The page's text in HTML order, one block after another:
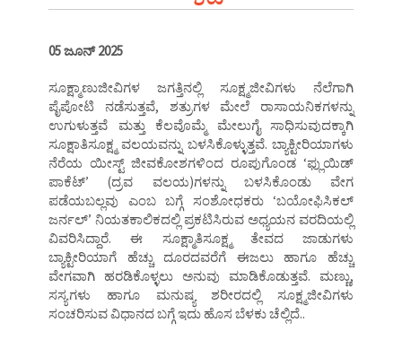
05 ಜೂನ್ 2025
ಸೂಕ್ಷ್ಮಾಣುಜೀವಿಗಳ ಜಗತ್ತಿನಲ್ಲಿ ಸೂಕ್ಷ್ಮಜೀವಿಗಳು ನೆಲೆಗಾಗಿ
ಪೈಪೋಟಿ ನಡೆಸುತ್ತವೆ, ಶತ್ರುಗಳ ಮೇಲೆ ರಾಸಾಯನಿಕಗಳನ್ನು
ಉಗುಳುತ್ತವೆ ಮತ್ತು ಕೆಲವೊಮ್ಮೆ ಮೇಲುಗೈ ಸಾಧಿಸುವುದಕ್ಕಾಗಿ
ಸೂಕ್ಷಾತಿಸೂಕ್ಷ್ಮ ವಲಯವನ್ನು ಬಳಸಿಕೊಳ್ಳುತ್ತವೆ. ಬ್ಯಾಕ್ಟೀರಿಯಾಗಳು
ನೆರೆಯ ಯೀಸ್ಟ್ ಜೀವಕೋಶಗಳಿಂದ ರೂಪುಗೊಂಡ ‘ಫ್ಲುಯಿಡ್
ಪಾಕೆಟ್’ (ದ್ರವ ವಲಯ)ಗಳನ್ನು ಬಳಸಿಕೊಂಡು ವೇಗ
ಪಡೆಯಬಲ್ಲವು ಎಂಬ ಬಗ್ಗೆ ಸಂಶೋಧಕರು ‘ಬಯೋಫಿಸಿಕಲ್
ಜರ್ನಲ್’ ನಿಯತಕಾಲಿಕದಲ್ಲಿ ಪ್ರಕಟಿಸಿರುವ ಅಧ್ಯಯನ ವರದಿಯಲ್ಲಿ
ವಿವರಿಸಿದ್ದಾರೆ. ಈ ಸೂಕ್ಷ್ಮಾತಿಸೂಕ್ಷ್ಮ ತೇವದ ಜಾಡುಗಳು
ಬ್ಯಾಕ್ಟೀರಿಯಾಗೆ ಹೆಚ್ಚು ದೂರದವರೆಗೆ ಈಜಲು ಹಾಗೂ ಹೆಚ್ಚು
ವೇಗವಾಗಿ ಹರಡಿಕೊಳ್ಳಲು ಅನುವು ಮಾಡಿಕೊಡುತ್ತವೆ. ಮಣ್ಣು,
ಸಸ್ಯಗಳು ಹಾಗೂ ಮನುಷ್ಯ ಶರೀರದಲ್ಲಿ ಸೂಕ್ಷ್ಮಜೀವಿಗಳು
ಸಂಚರಿಸುವ ವಿಧಾನದ ಬಗ್ಗೆ ಇದು ಹೊಸ ಬೆಳಕು ಚೆಲ್ಲಿದೆ..